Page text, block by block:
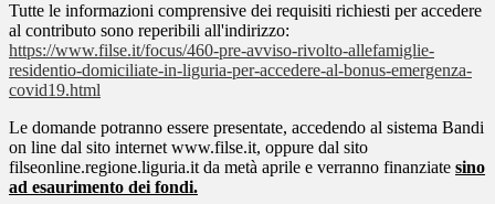
Tutte le informazioni comprensive dei requisiti richiesti per accedere
al contributo sono reperibili all'indirizzo:
https://www.filse.it/focus/460-pre-avviso-rivolto-allefamiglie-
residentio-domiciliate-in-liguria-per-accedere-al-bonus-emergenza-
covid19.html
Le domande potranno essere presentate, accedendo al sistema Bandi
on line dal sito internet www.filse.it, oppure dal sito
filseonline.regione.liguria.it da metà aprile e verranno finanziate sino
ad esaurimento dei fondi.